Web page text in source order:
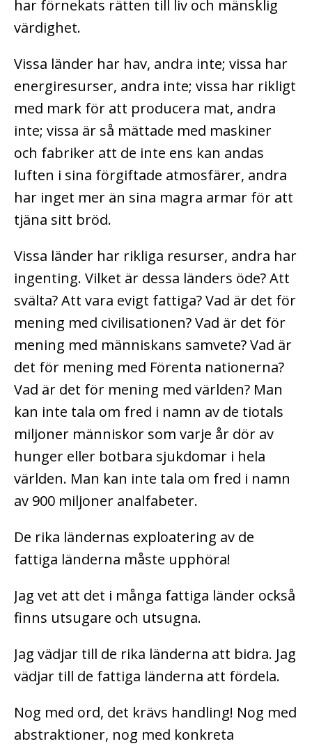
har förnekats rätten till liv och mänsklig
värdighet.
Vissa länder har hav, andra inte; vissa har
energiresurser, andra inte; vissa har rikligt
med mark för att producera mat, andra
inte; vissa är så mättade med maskiner
och fabriker att de inte ens kan andas
luften i sina förgiftade atmosfärer, andra
har inget mer än sina magra armar för att
tjäna sitt bröd.
Vissa länder har rikliga resurser, andra har
ingenting. Vilket är dessa länders öde? Att
svälta? Att vara evigt fattiga? Vad är det för
mening med civilisationen? Vad är det för
mening med människans samvete? Vad är
det för mening med Förenta nationerna?
Vad är det för mening med världen? Man
kan inte tala om fred i namn av de tiotals
miljoner människor som varje år dör av
hunger eller botbara sjukdomar i hela
världen. Man kan inte tala om fred i namn
av 900 miljoner analfabeter.
De rika ländernas exploatering av de
fattiga länderna måste upphöra!
Jag vet att det i många fattiga länder också
finns utsugare och utsugna.
Jag vädjar till de rika länderna att bidra. Jag
vädjar till de fattiga länderna att fördela.
Nog med ord, det krävs handling! Nog med
abstraktioner, nog med konkreta